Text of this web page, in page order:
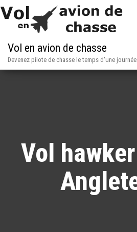
Vol en avion de chasse
Devenez pilote de chasse le temps d'une journée
Vol